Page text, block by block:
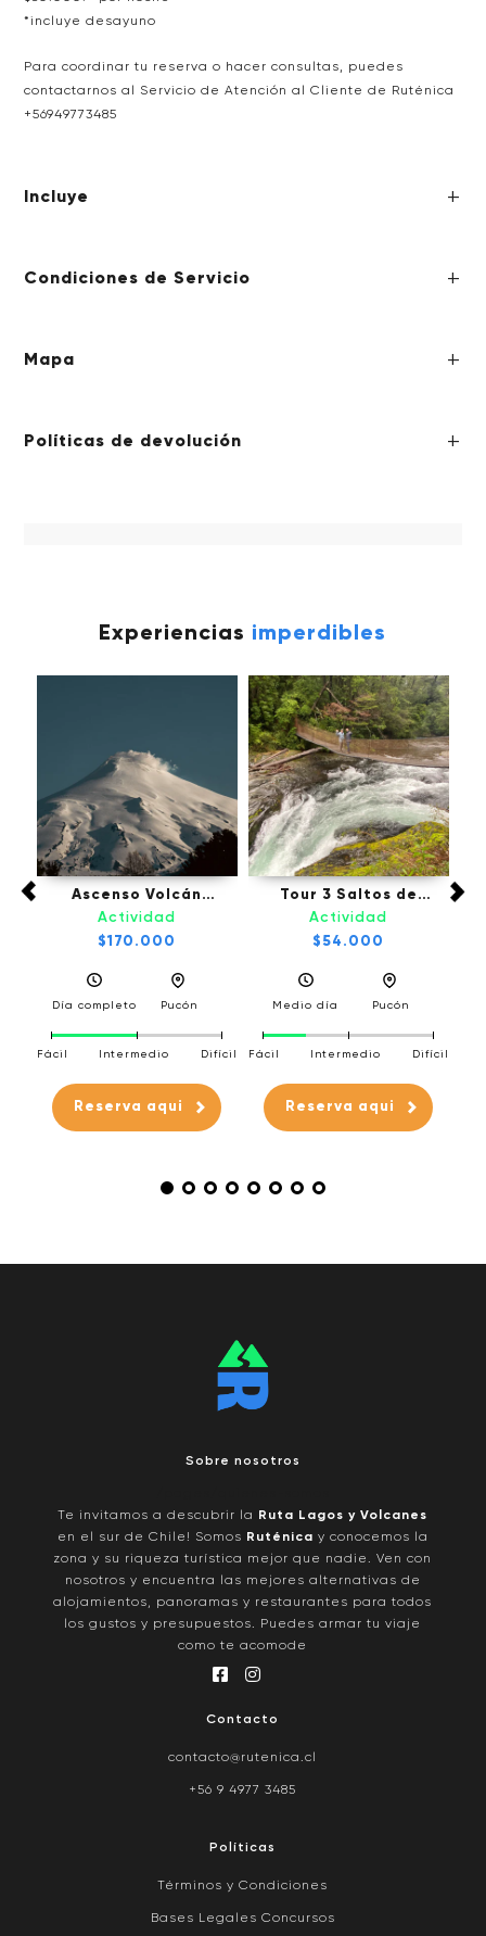
*incluye desayuno
Para coordinar tu reserva o hacer consultas, puedes
contactarnos al Servicio de Atención al Cliente de Ruténica
+56949773485
Incluye
Condiciones de Servicio
Mapa
Políticas de devolución
Experiencias imperdibles
Ascenso Volcán
Villarrica - Pucón
Actividad
$170.000
Día completo Pucón
Fácil Intermedio Difícil
Reserva aqui
Tour 3 Saltos de
Palguin - Pucón
Actividad
$54.000
Medio día Pucón
Fácil Intermedio Difícil
Reserva aqui
Sobre nosotros
Te invitamos a descubrir la
Ruta Lagos y Volcanes
en el sur de Chile! Somos Ruténica y conocemos la
zona y su riqueza turística mejor que nadie. Ven con
nosotros y encuentra las mejores alternativas de
alojamientos, panoramas y restaurantes para todos
los gustos y presupuestos. Puedes armar tu viaje
como te acomode
Contacto
contacto@rutenica.cl
+56 9 4977 3485
Políticas
Términos y Condiciones
Bases Legales Concursos